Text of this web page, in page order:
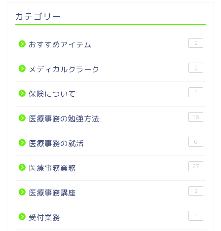
カテゴリー
おすすめアイテム 2
メディカルクラーク 5
保険について 1
医療事務の勉強方法 16
医療事務の就活 6
医療事務業務 27
医療事務講座 2
受付業務 1